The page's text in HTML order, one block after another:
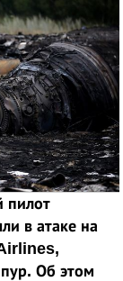
пилот
в атаке на
Об этом